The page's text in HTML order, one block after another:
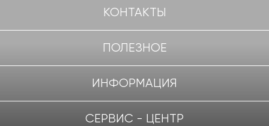
КОНТАКТЫ
ПОЛЕЗНОЕ
ИНФОРМАЦИЯ
СЕРВИС - ЦЕНТР